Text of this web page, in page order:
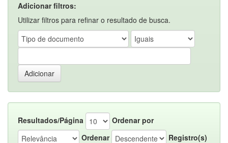
Adicionar filtros:
Utilizar filtros para refinar o resultado de busca.
Resultados/Página
Ordenar por
Ordenar
Registro(s)